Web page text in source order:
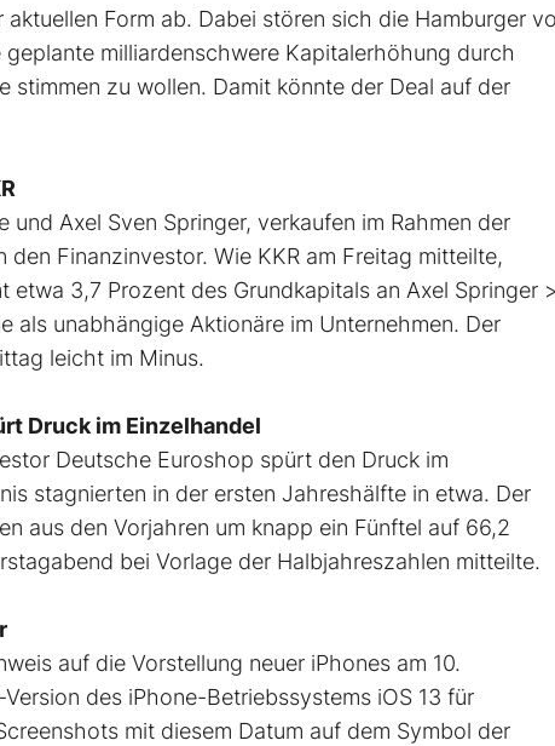
Form ab. Dabei stören sich die Hamburger
milliardenschwere Kapitalerhöhung durch
stimmen zu wollen. Damit könnte der Deal auf der
und Axel Sven Springer, verkaufen im Rahmen der
Finanzinvestor. Wie KKR am Freitag mitteilte,
3,7 Prozent des Grundkapitals an Axel Springer >
als unabhängige Aktionäre im Unternehmen. Der
leicht im Minus.
Druck im Einzelhandel
Deutsche Euroshop spürt den Druck im
stagnierten in der ersten Jahreshälfte in etwa. Der
aus den Vorjahren um knapp ein Fünftel auf 66,2
bei Vorlage der Halbjahreszahlen mitteilte.
auf die Vorstellung neuer iPhones am 10.
des iPhone-Betriebssystems iOS 13 für
mit diesem Datum auf dem Symbol der